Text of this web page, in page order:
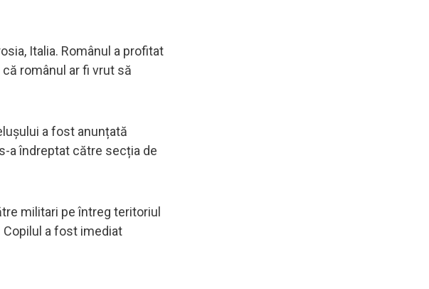
Italia. Românul a profitat
românul ar fi vrut să
a fost anunțată
a îndreptat către secția de
militari pe întreg teritoriul
Copilul a fost imediat